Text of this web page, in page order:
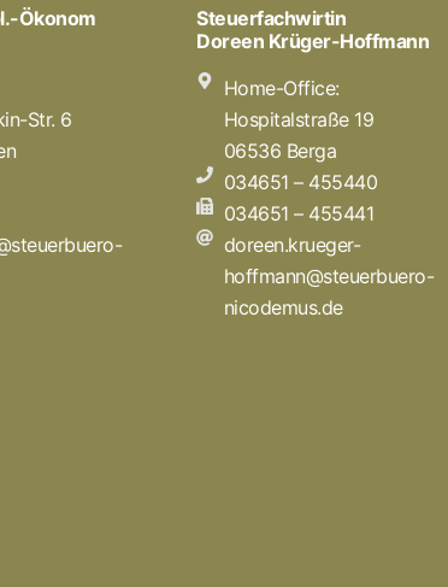
Ökonom
Str. 6
Steuerfachwirtin
Doreen Krüger-Hoffmann
Home-Office:
Hospitalstraße 19
06536 Berga
034651 – 455440
034651 – 455441
doreen.krueger-
hoffmann@steuerbuero-
nicodemus.de